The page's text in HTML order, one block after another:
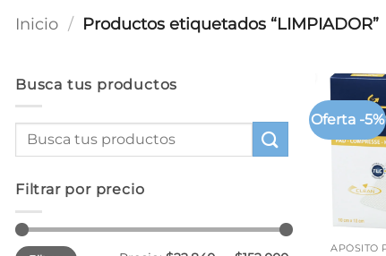
Inicio / Productos etiquetados “LIMPIADOR”
Busca tus productos
Filtrar por precio
Precio
Precio
Oferta -5%
+